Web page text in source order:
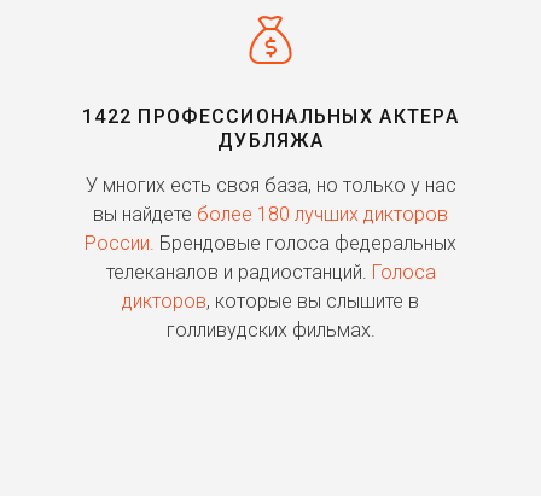
1422 ПРОФЕССИОНАЛЬНЫХ АКТЕРА
ДУБЛЯЖА
У многих есть своя база, но только у нас
вы найдете более 180 лучших дикторов
России. Брендовые голоса федеральных
телеканалов и радиостанций. Голоса
дикторов, которые вы слышите в
голливудских фильмах.